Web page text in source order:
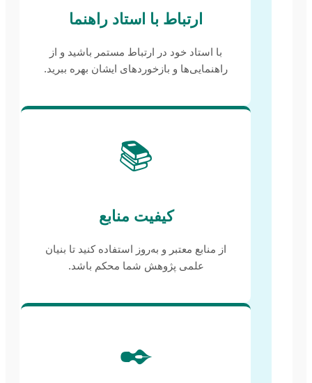
ارتباط با استاد راهنما
با استاد خود در ارتباط مستمر باشید و از
راهنمایی‌ها و بازخوردهای ایشان بهره ببرید.
📚
کیفیت منابع
از منابع معتبر و به‌روز استفاده کنید تا بنیان
علمی پژوهش شما محکم باشد.
✒️